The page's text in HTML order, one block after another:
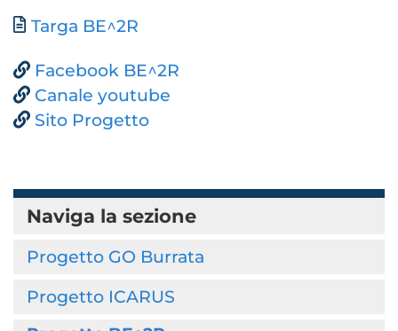
Documento
Targa BE^2R
Facebook BE^2R
Canale youtube
Sito Progetto
Naviga la sezione
Progetto GO Burrata
Progetto ICARUS